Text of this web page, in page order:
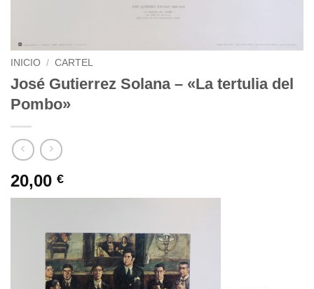
INICIO / CARTEL
José Gutierrez Solana – «La tertulia del
Pombo»
20,00 €